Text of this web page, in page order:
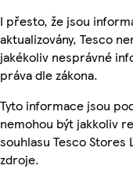
I přesto, že jsou
aktualizovány, Tesco
jakékoliv nesprávné
práva dle zákona.
Tyto informace jsou
nemohou být jakkoliv
souhlasu Tesco
zdroje.